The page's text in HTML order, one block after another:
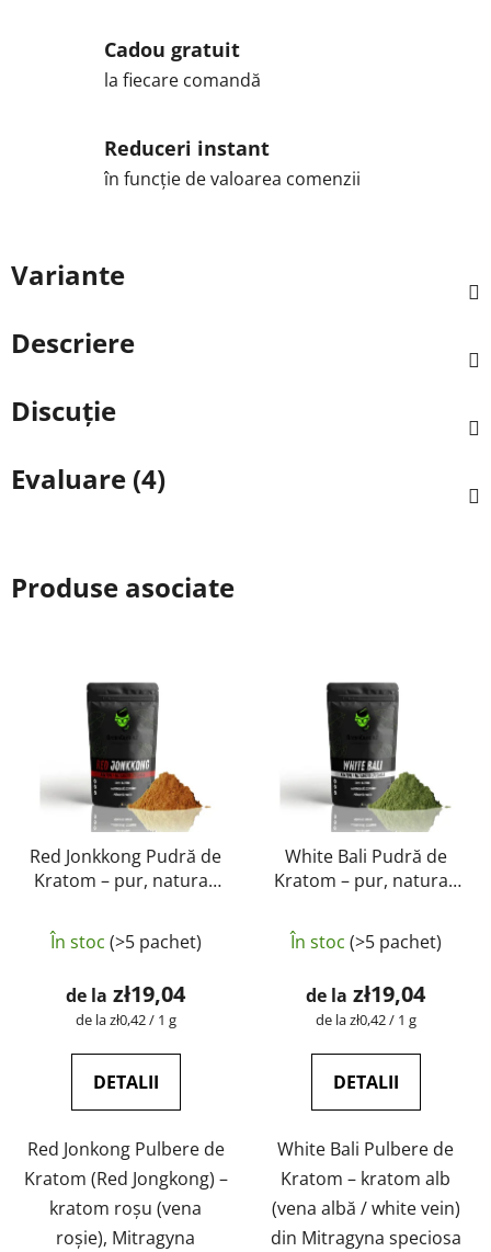
Cadou gratuit
la fiecare comandă
Reduceri instant
în funcție de valoarea comenzii
Variante
Descriere
Discuţie
Evaluare (4)
Produse asociate
Red Jonkkong Pudră de
Kratom – pur, natural,
GreenGuru
În stoc (>5 pachet)
de la zł19,04
Evaluare
de la zł0,42 / 1 g
DETALII
Red Jonkong Pulbere de
Kratom (Red Jongkong) –
kratom roșu (vena
roșie), Mitragyna
White Bali Pudră de
Kratom – pur, natural,
GreenGuru
medie
a
produsului
5,0
stele.
În stoc (>5 pachet)
de la zł19,04
Evaluare
de la zł0,42 / 1 g
DETALII
White Bali Pulbere de
Kratom – kratom alb
(vena albă / white vein)
din Mitragyna speciosa